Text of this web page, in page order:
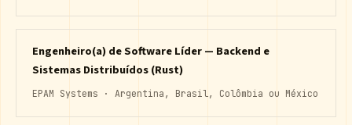
Engenheiro(a) de Software Líder — Backend e
Sistemas Distribuídos (Rust)
EPAM Systems · Argentina, Brasil, Colômbia ou México